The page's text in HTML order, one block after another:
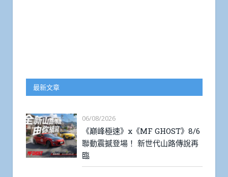
最新文章
06/08/2026
《巔峰極速》x《MF GHOST》8/6
聯動震撼登場！ 新世代山路傳說再
臨